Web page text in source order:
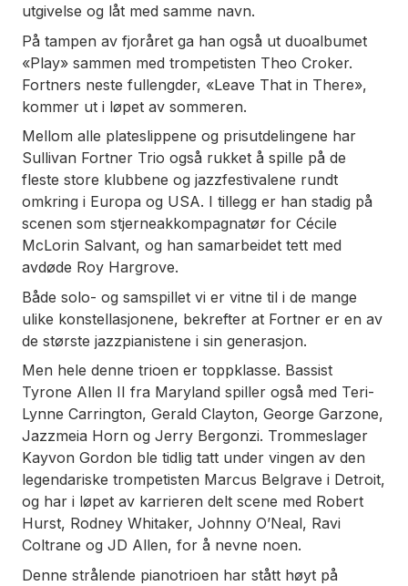
utgivelse og låt med samme navn.
På tampen av fjoråret ga han også ut duoalbumet
«Play» sammen med trompetisten Theo Croker.
Fortners neste fullengder, «Leave That in There»,
kommer ut i løpet av sommeren.
Mellom alle plateslippene og prisutdelingene har
Sullivan Fortner Trio også rukket å spille på de
fleste store klubbene og jazzfestivalene rundt
omkring i Europa og USA. I tillegg er han stadig på
scenen som stjerneakkompagnatør for Cécile
McLorin Salvant, og han samarbeidet tett med
avdøde Roy Hargrove.
Både solo- og samspillet vi er vitne til i de mange
ulike konstellasjonene, bekrefter at Fortner er en av
de største jazzpianistene i sin generasjon.
Men hele denne trioen er toppklasse. Bassist
Tyrone Allen II fra Maryland spiller også med Teri-
Lynne Carrington, Gerald Clayton, George Garzone,
Jazzmeia Horn og Jerry Bergonzi. Trommeslager
Kayvon Gordon ble tidlig tatt under vingen av den
legendariske trompetisten Marcus Belgrave i Detroit,
og har i løpet av karrieren delt scene med Robert
Hurst, Rodney Whitaker, Johnny O’Neal, Ravi
Coltrane og JD Allen, for å nevne noen.
Denne strålende pianotrioen har stått høyt på